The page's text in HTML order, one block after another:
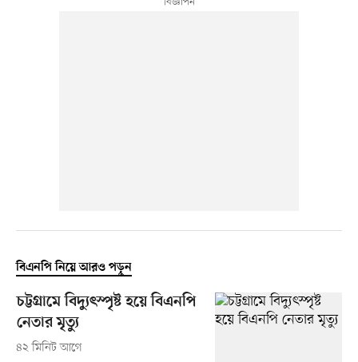
বিএনপি নিয়ে আরও পড়ুন
চট্টগ্রামে বিদ্যুৎস্পৃষ্ট হয়ে বিএনপি
নেতার মৃত্যু
৪২ মিনিট আগে